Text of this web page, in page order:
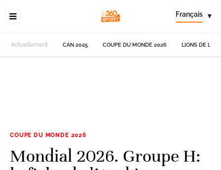
Français ▾
Actuellement CAN 2025 COUPE DU MONDE 2026 LIONS DE
COUPE DU MONDE 2026
Mondial 2026. Groupe H: